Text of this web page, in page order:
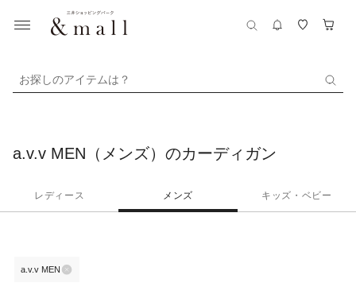
お探しのアイテムは？
a.v.v MEN（メンズ）のカーディガン
レディース メンズ キッズ・ベビー
a.v.v MEN